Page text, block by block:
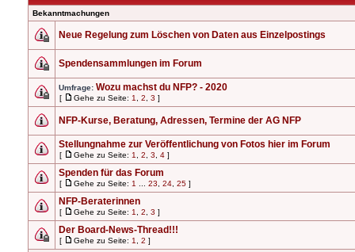
Bekanntmachungen
Neue Regelung zum Löschen von Daten aus Einzelpostings
Spendensammlungen im Forum
Umfrage: Wozu machst du NFP? - 2020
[ Gehe zu Seite: 1 2 3 ]
NFP-Kurse, Beratung, Adressen, Termine der AG NFP
Stellungnahme zur Veröffentlichung von Fotos hier im Forum
[ Gehe zu Seite: 1 2 3 4 ]
Spenden für das Forum
[ Gehe zu Seite: 1 23 24 25 ]
NFP-Beraterinnen
[ Gehe zu Seite: 1 2 3 ]
Der Board-News-Thread!!!
[ Gehe zu Seite: 1 2 ]